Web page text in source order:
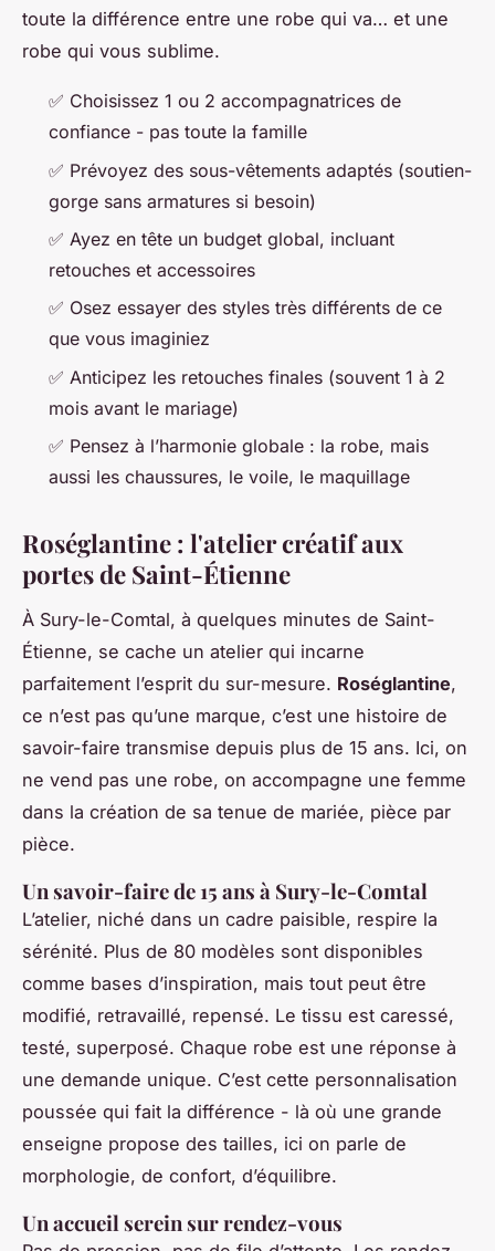
toute la différence entre une robe qui va… et une
robe qui vous sublime.
✅ Choisissez 1 ou 2 accompagnatrices de
confiance - pas toute la famille
✅ Prévoyez des sous-vêtements adaptés (soutien-
gorge sans armatures si besoin)
✅ Ayez en tête un budget global, incluant
retouches et accessoires
✅ Osez essayer des styles très différents de ce
que vous imaginiez
✅ Anticipez les retouches finales (souvent 1 à 2
mois avant le mariage)
✅ Pensez à l’harmonie globale : la robe, mais
aussi les chaussures, le voile, le maquillage
Roséglantine : l'atelier créatif aux
portes de Saint-Étienne
À Sury-le-Comtal, à quelques minutes de Saint-
Étienne, se cache un atelier qui incarne
parfaitement l’esprit du sur-mesure. Roséglantine,
ce n’est pas qu’une marque, c’est une histoire de
savoir-faire transmise depuis plus de 15 ans. Ici, on
ne vend pas une robe, on accompagne une femme
dans la création de sa tenue de mariée, pièce par
pièce.
Un savoir-faire de 15 ans à Sury-le-Comtal
L’atelier, niché dans un cadre paisible, respire la
sérénité. Plus de 80 modèles sont disponibles
comme bases d’inspiration, mais tout peut être
modifié, retravaillé, repensé. Le tissu est caressé,
testé, superposé. Chaque robe est une réponse à
une demande unique. C’est cette personnalisation
poussée qui fait la différence - là où une grande
enseigne propose des tailles, ici on parle de
morphologie, de confort, d’équilibre.
Un accueil serein sur rendez-vous